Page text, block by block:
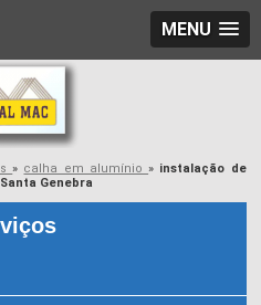
MENU
» calha em alumínio» instalação de
Genebra